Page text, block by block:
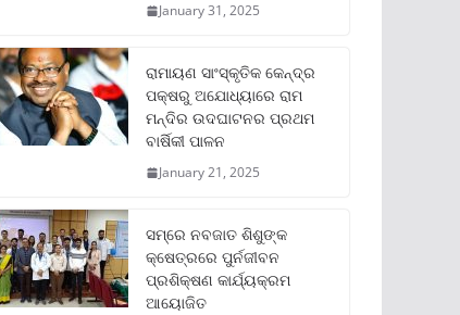
January 31, 2025
ରାମାୟଣ ସାଂସ୍କୃତିକ କେନ୍ଦ୍ର
ପକ୍ଷରୁ ଅଯୋଧ୍ୟାରେ ରାମ
ମନ୍ଦିର ଉଦଘାଟନର ପ୍ରଥମ
ବାର୍ଷିକୀ ପାଳନ
January 21, 2025
ସମ୍‌ରେ ନବଜାତ ଶିଶୁଙ୍କ
କ୍ଷେତ୍ରରେ ପୁର୍ନଜୀବନ
ପ୍ରଶିକ୍ଷଣ କାର୍ଯ୍ୟକ୍ରମ
ଆୟୋଜିତ